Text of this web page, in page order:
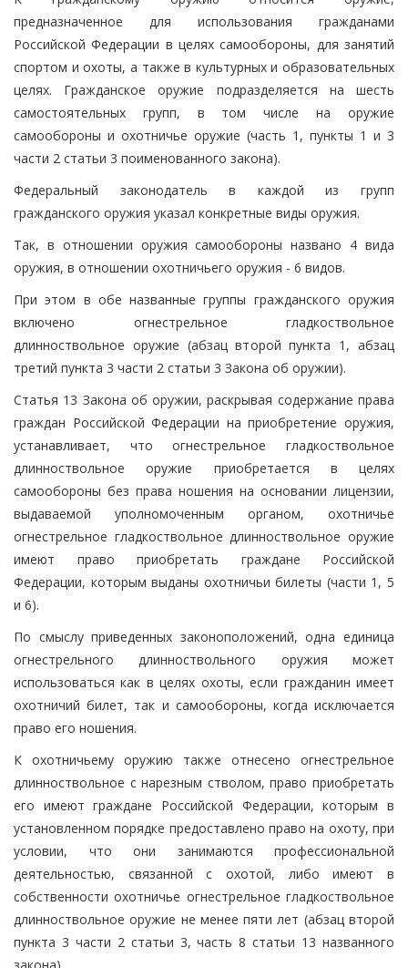
предназначенное для использования гражданами
Российской Федерации в целях самообороны, для занятий
спортом и охоты, а также в культурных и образовательных
целях. Гражданское оружие подразделяется на шесть
самостоятельных групп, в том числе на оружие
самообороны и охотничье оружие (часть 1, пункты 1 и 3
части 2 статьи 3 поименованного закона).
Федеральный законодатель в каждой из групп
гражданского оружия указал конкретные виды оружия.
Так, в отношении оружия самообороны названо 4 вида
оружия, в отношении охотничьего оружия - 6 видов.
При этом в обе названные группы гражданского оружия
включено огнестрельное гладкоствольное
длинноствольное оружие (абзац второй пункта 1, абзац
третий пункта 3 части 2 статьи 3 Закона об оружии).
Статья 13 Закона об оружии, раскрывая содержание права
граждан Российской Федерации на приобретение оружия,
устанавливает, что огнестрельное гладкоствольное
длинноствольное оружие приобретается в целях
самообороны без права ношения на основании лицензии,
выдаваемой уполномоченным органом, охотничье
огнестрельное гладкоствольное длинноствольное оружие
имеют право приобретать граждане Российской
Федерации, которым выданы охотничьи билеты (части 1, 5
и 6).
По смыслу приведенных законоположений, одна единица
огнестрельного длинноствольного оружия может
использоваться как в целях охоты, если гражданин имеет
охотничий билет, так и самообороны, когда исключается
право его ношения.
К охотничьему оружию также отнесено огнестрельное
длинноствольное с нарезным стволом, право приобретать
его имеют граждане Российской Федерации, которым в
установленном порядке предоставлено право на охоту, при
условии, что они занимаются профессиональной
деятельностью, связанной с охотой, либо имеют в
собственности охотничье огнестрельное гладкоствольное
длинноствольное оружие не менее пяти лет (абзац второй
пункта 3 части 2 статьи 3, часть 8 статьи 13 названного